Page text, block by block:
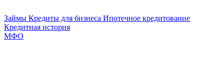
Займы Кредиты для бизнеса Ипотечное кредитование
Кредитная история
МФО